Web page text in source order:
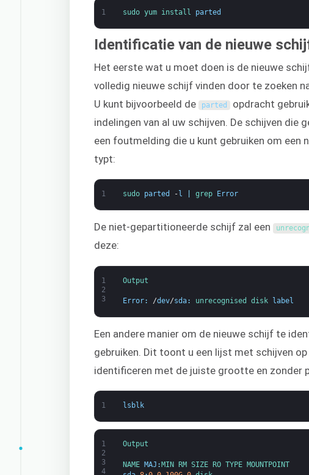
1 sudo yum install parted
Identificatie van de nieuwe
Het eerste wat u moet doen is de nieuwe
volledig nieuwe schijf vinden door te zoeken
U kunt bijvoorbeeld de parted opdracht
indelingen van al uw schijven. De schijven die
een foutmelding die u kunt gebruiken om
typt:
1 sudo parted - l grep Error
De niet-gepartitioneerde schijf zal een
deze:
1
2
3
Output
Error: /dev/sda: unrecognised disk label
Een andere manier om de nieuwe schijf te
gebruiken. Dit toont u een lijst met schijven
identificeren met de juiste grootte en zonder
1 lsblk
1
2
3
4
Output
NAME MAJ :MIN RM SIZE RO TYPE MOUNTPOINT